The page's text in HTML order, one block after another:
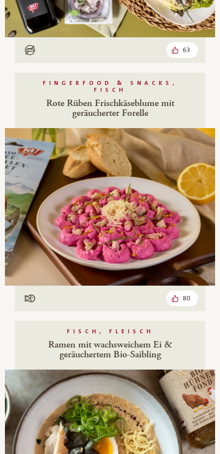
Low Carb 63
FINGERFOOD & SNACKS,
FISCH
Rote Rüben Frischkäseblume mit
geräucherter Forelle
Mit Fisch 80
FISCH, FLEISCH
Ramen mit wachsweichem Ei &
geräuchertem Bio-Saibling